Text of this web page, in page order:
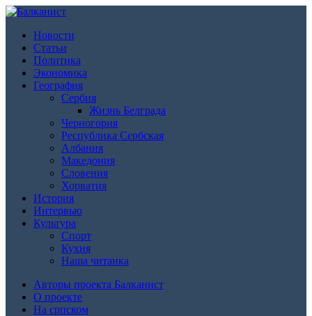
Новости
Статьи
Политика
Экономика
География
Сербия
Жизнь Белграда
Черногория
Республика Сербская
Албания
Македония
Словения
Хорватия
История
Интервью
Культура
Спорт
Кухня
Наша читанка
Авторы проекта Балканист
О проекте
На српском